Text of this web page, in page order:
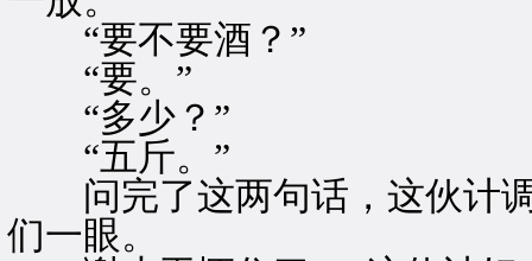
“要不要酒？”
“要。”
“多少？”
“五斤。”
问完了这两句话，这伙计调
们一眼。